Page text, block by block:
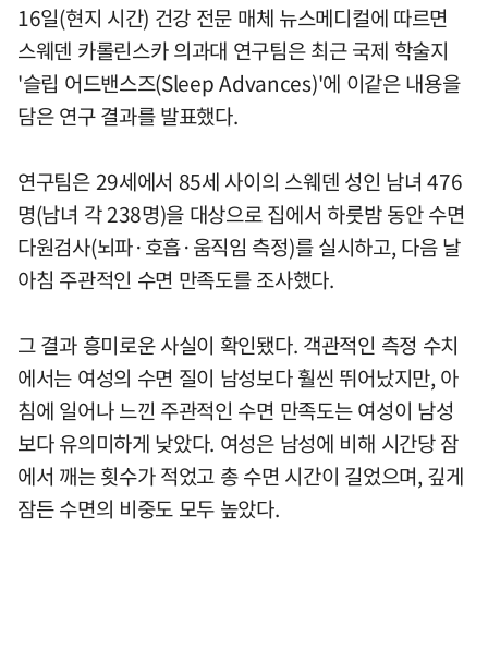
16일(현지 시간) 건강 전문 매체 뉴스메디컬에 따르면
스웨덴 카롤린스카 의과대 연구팀은 최근 국제 학술지
'슬립 어드밴스즈(Sleep Advances)'에 이같은 내용을
담은 연구 결과를 발표했다.
연구팀은 29세에서 85세 사이의 스웨덴 성인 남녀 476
명(남녀 각 238명)을 대상으로 집에서 하룻밤 동안 수면
다원검사(뇌파·호흡·움직임 측정)를 실시하고, 다음 날
아침 주관적인 수면 만족도를 조사했다.
그 결과 흥미로운 사실이 확인됐다. 객관적인 측정 수치
에서는 여성의 수면 질이 남성보다 훨씬 뛰어났지만, 아
침에 일어나 느낀 주관적인 수면 만족도는 여성이 남성
보다 유의미하게 낮았다. 여성은 남성에 비해 시간당 잠
에서 깨는 횟수가 적었고 총 수면 시간이 길었으며, 깊게
잠든 수면의 비중도 모두 높았다.